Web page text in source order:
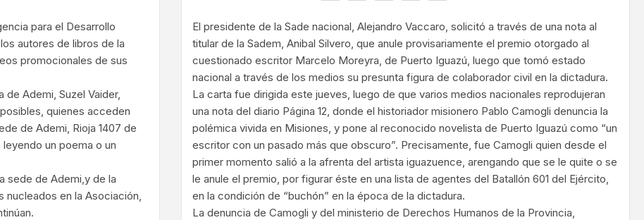
para el Desarrollo
autores de libros de la
promocionales de sus
de Ademi, Suzel Vaider,
quienes acceden
de Ademi, Rioja 1407 de
un poema o un
sede de Ademi,y de la
nucleados en la Asociación,
El presidente de la Sade nacional, Alejandro Vaccaro, solicitó a través de una nota al
titular de la Sadem, Anibal Silvero, que anule provisariamente el premio otorgado al
cuestionado escritor Marcelo Moreyra, de Puerto Iguazú, luego que tomó estado
nacional a través de los medios su presunta figura de colaborador civil en la dictadura.
La carta fue dirigida este jueves, luego de que varios medios nacionales reprodujeran
una nota del diario Página 12, donde el historiador misionero Pablo Camogli denuncia la
polémica vivida en Misiones, y pone al reconocido novelista de Puerto Iguazú como “un
escritor con un pasado más que obscuro”. Precisamente, fue Camogli quien desde el
primer momento salió a la afrenta del artista iguazuence, arengando que se le quite o se
le anule el premio, por figurar éste en una lista de agentes del Batallón 601 del Ejército,
en la condición de “buchón” en la época de la dictadura.
La denuncia de Camogli y del ministerio de Derechos Humanos de la Provincia,